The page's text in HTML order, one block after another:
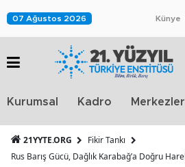
07 Ağustos 2026 Künye
Kurumsal Kadro Merkezler
21YYTE.ORG
Fikir Tankı
Rus Barış Gücü, Dağlık Karabağ’a Doğru